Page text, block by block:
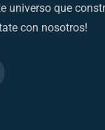
universo que
con nosotros!